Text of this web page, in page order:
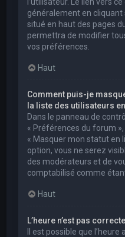
généralement en cliquant
situé en haut des pages
permettra de modifier
vos préférences.
Haut
Comment puis-je
la liste des utilisateurs
Dans le panneau de
« Préférences du forum
« Masquer mon statut en
option, vous ne serez
des modérateurs et de
comptabilisé comme
Haut
L’heure n’est pas
Il est possible que